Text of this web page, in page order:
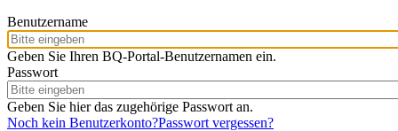
Benutzername
Geben Sie Ihren BQ-Portal-Benutzernamen ein.
Passwort
Geben Sie hier das zugehörige Passwort an.
Noch kein Benutzerkonto?Passwort vergessen?